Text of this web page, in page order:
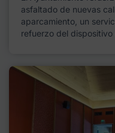
asfaltado de nuevas
aparcamiento, un
refuerzo del dispositivo